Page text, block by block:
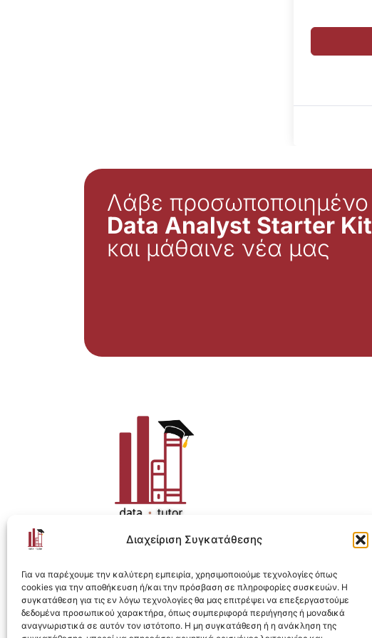
Διαχείριση Συγκατάθεσης
Για να παρέχουμε την καλύτερη εμπειρία, χρησιμοποιούμε τεχνολογίες όπως
cookies για την αποθήκευση ή/και την πρόσβαση σε πληροφορίες συσκευών. Η
συγκατάθεση για τις εν λόγω τεχνολογίες θα μας επιτρέψει να επεξεργαστούμε
δεδομένα προσωπικού χαρακτήρα, όπως συμπεριφορά περιήγησης ή μοναδικά
αναγνωριστικά σε αυτόν τον ιστότοπο. Η μη συγκατάθεση ή η ανάκληση της
Λάβε προσωποποιημένο
Data Analyst Starter Kit
και μάθαινε νέα μας
Η ολοκληρωμένη e-learning λύση για Data Analytics.